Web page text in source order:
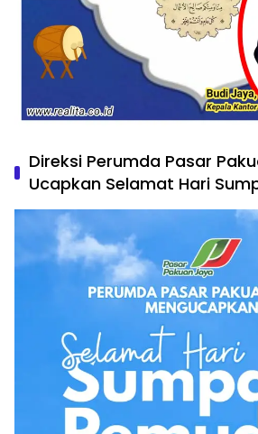
Direksi Perumda Pasar
Ucapkan Selamat Hari